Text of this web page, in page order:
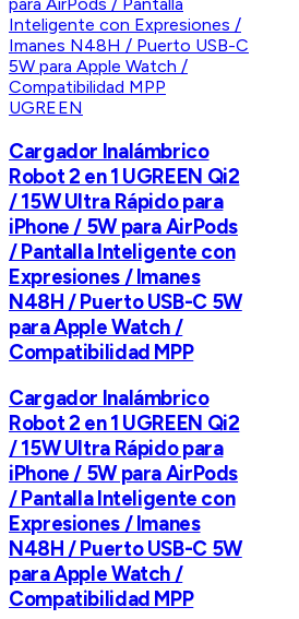
UGREEN
Cargador Inalámbrico
Robot 2 en 1 UGREEN Qi2
/ 15W Ultra Rápido para
iPhone / 5W para AirPods
/ Pantalla Inteligente con
Expresiones / Imanes
N48H / Puerto USB-C 5W
para Apple Watch /
Compatibilidad MPP
Cargador Inalámbrico
Robot 2 en 1 UGREEN Qi2
/ 15W Ultra Rápido para
iPhone / 5W para AirPods
/ Pantalla Inteligente con
Expresiones / Imanes
N48H / Puerto USB-C 5W
para Apple Watch /
Compatibilidad MPP